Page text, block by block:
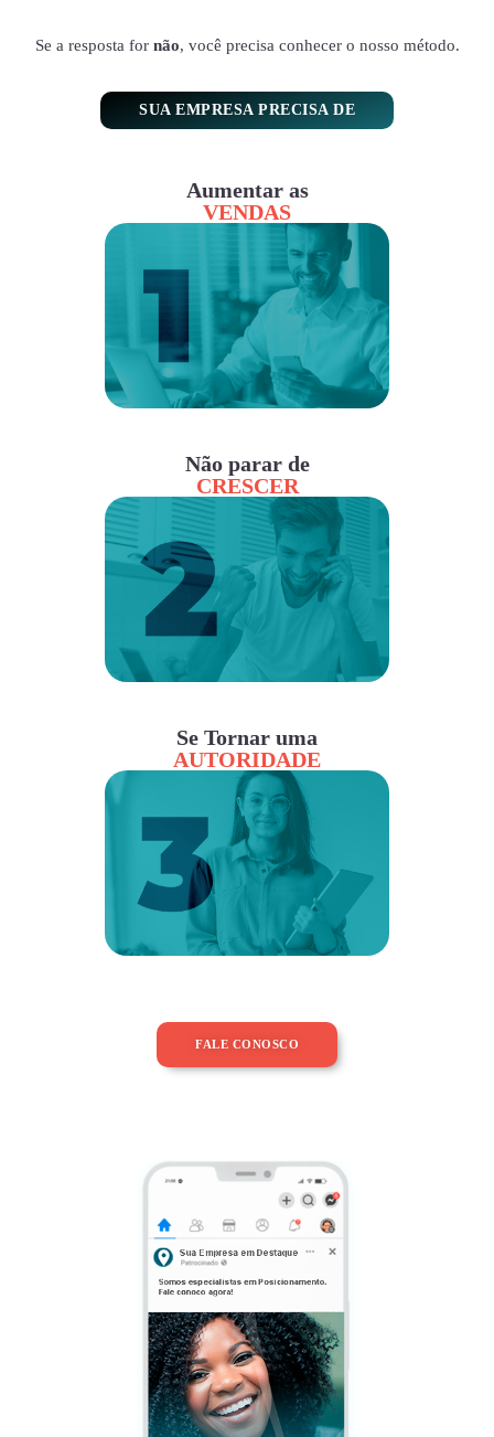
Se a resposta for não, você precisa conhecer o nosso método.
SUA EMPRESA PRECISA DE
Aumentar as
VENDAS
Não parar de
CRESCER
Se Tornar uma
AUTORIDADE
FALE CONOSCO